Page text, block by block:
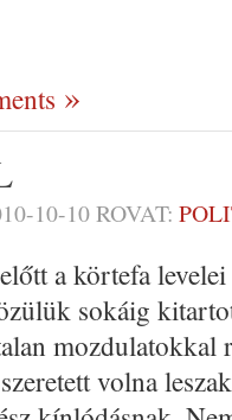
10-10ROVAT:
a körtefa
sokáig
volna